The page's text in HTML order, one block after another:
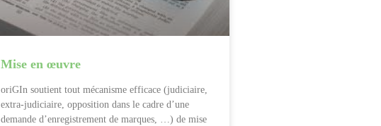
Mise en œuvre
oriGIn soutient tout mécanisme efficace (judiciaire,
extra-judiciaire, opposition dans le cadre d’une
demande d’enregistrement de marques, …) de mise